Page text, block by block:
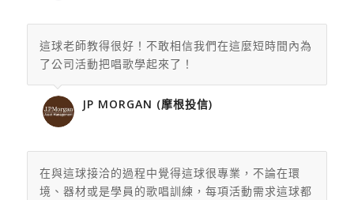
這球老師教得很好！不敢相信我們在這麼短時間內為
了公司活動把唱歌學起來了！
JP MORGAN (摩根投信)
在與這球接洽的過程中覺得這球很專業，不論在環
境、 器材或是學員的歌唱訓練，每項活動需求這球都